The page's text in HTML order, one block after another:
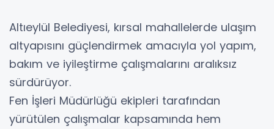
Altıeylül Belediyesi, kırsal mahallelerde ulaşım
altyapısını güçlendirmek amacıyla yol yapım,
bakım ve iyileştirme çalışmalarını aralıksız
sürdürüyor.
Fen İşleri Müdürlüğü ekipleri tarafından
yürütülen çalışmalar kapsamında hem